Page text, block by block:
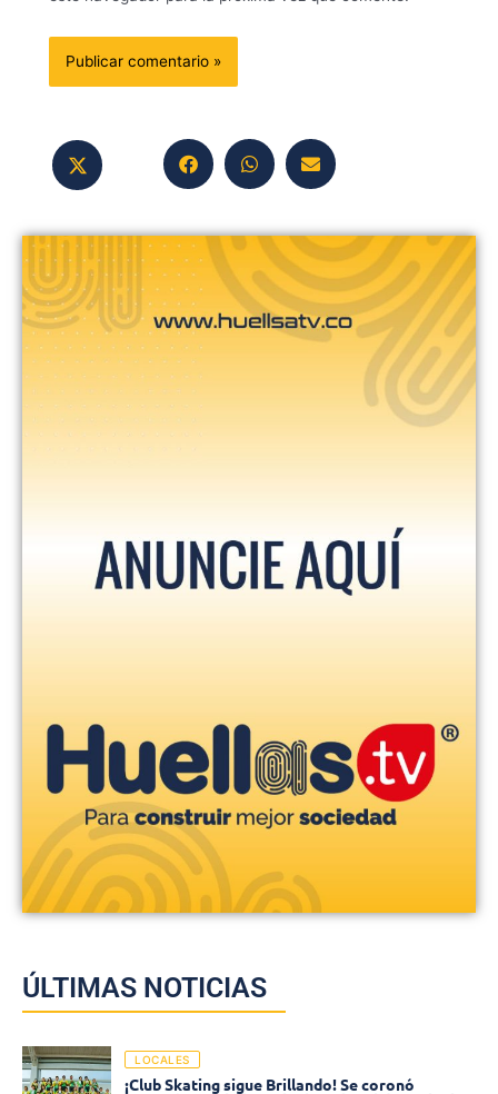
ÚLTIMAS NOTICIAS
LOCALES
¡Club Skating sigue Brillando! Se coronó